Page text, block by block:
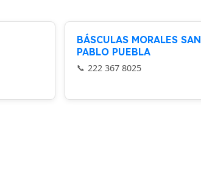
BÁSCULAS MORALES SAN
PABLO PUEBLA
222 367 8025